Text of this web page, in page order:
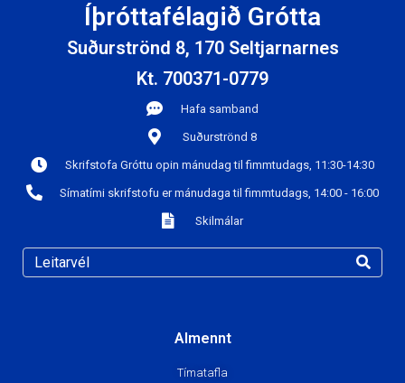
Íþróttafélagið Grótta
Suðurströnd 8, 170 Seltjarnarnes
Kt. 700371-0779
Hafa samband
Suðurströnd 8
Skrifstofa Gróttu opin mánudag til fimmtudags, 11:30-14:30
Símatími skrifstofu er mánudaga til fimmtudags, 14:00 - 16:00
Skilmálar
Almennt
Tímatafla